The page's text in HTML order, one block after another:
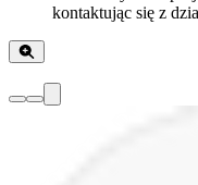
kontaktując się z